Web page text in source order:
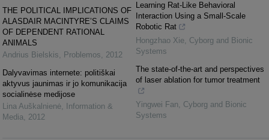
THE POLITICAL IMPLICATIONS OF
ALASDAIR MACINTYRE’S CLAIMS
OF DEPENDENT RATIONAL
ANIMALS
Andrius Bielskis, Problemos, 2012
Dalyvavimas internete: politiškai
aktyvus jaunimas ir jo komunikacija
socialinėse medijose
Lina Auškalnienė,
Information &
Media, 2012
Learning Rat-Like Behavioral
Interaction Using a Small-Scale
Robotic Rat
Hongzhao Xie, Cyborg and Bionic
Systems
The state-of-the-art and perspectives
of laser ablation for tumor treatment
Yingwei Fan, Cyborg and Bionic
Systems